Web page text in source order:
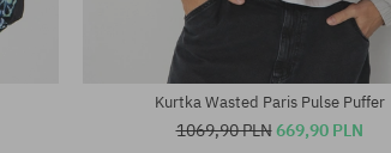
Kurtka Wasted Paris Pulse Puffer
1069,90 PLN669,90 PLN